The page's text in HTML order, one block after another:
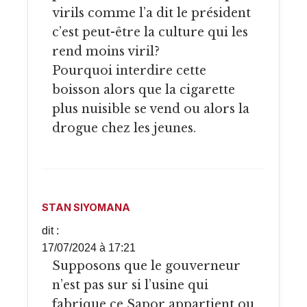
virils comme l’a dit le président
c’est peut-être la culture qui les
rend moins viril?
Pourquoi interdire cette
boisson alors que la cigarette
plus nuisible se vend ou alors la
drogue chez les jeunes.
STAN SIYOMANA
dit :
17/07/2024 à 17:21
Supposons que le gouverneur
n’est pas sur si l’usine qui